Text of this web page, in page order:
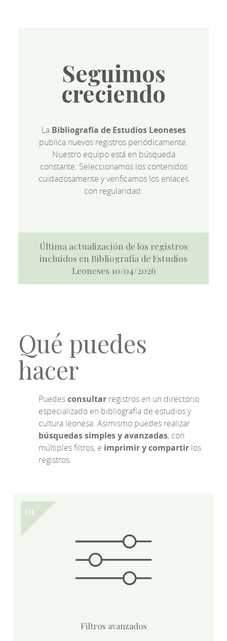
Seguimos
creciendo
La Bibliografía de Estudios Leoneses
publica nuevos registros periódicamente.
Nuestro equipo está en búsqueda
constante. Seleccionamos los contenidos
cuidadosamente y verificamos los enlaces
con regularidad.
Última actualización de los registros
incluidos en Bibliografía de Estudios
Leoneses 10/04/2026
Qué puedes
hacer
Puedesconsultar registros en un directorio
especializado en bibliografía de estudios y
cultura leonesa. Asimismo puedes realizar
búsquedas simples y avanzadas, con
múltiples filtros, e imprimir y compartir los
registros.
Filtros avanzados